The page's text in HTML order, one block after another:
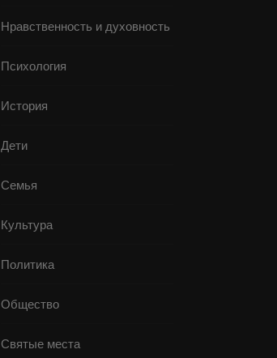
Нравственность и духовность
Психология
История
Дети
Семья
Культура
Политика
Общество
Святые места